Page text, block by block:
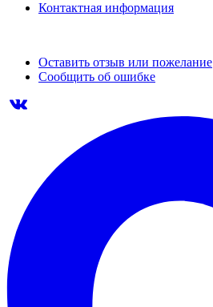
Контактная информация
Оставить отзыв или пожелание
Сообщить об ошибке